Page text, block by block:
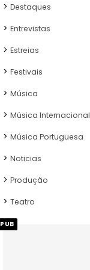
Destaques
Entrevistas
Estreias
Festivais
Música
Música Internacional
Música Portuguesa
Noticias
Produção
Teatro
PUB